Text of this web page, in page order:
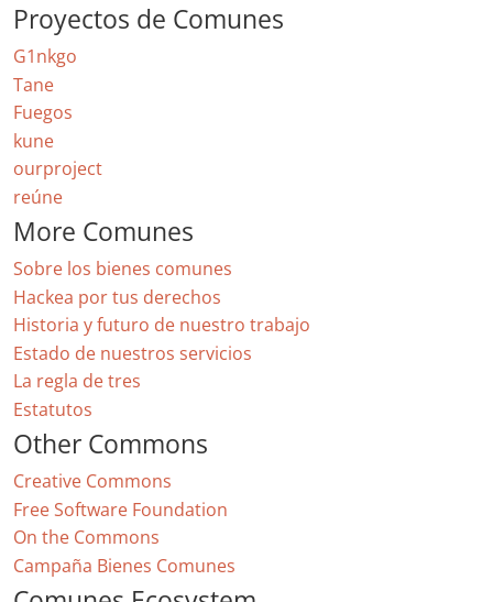
Proyectos de Comunes
G1nkgo
Tane
Fuegos
kune
ourproject
reúne
More Comunes
Sobre los bienes comunes
Hackea por tus derechos
Historia y futuro de nuestro trabajo
Estado de nuestros servicios
La regla de tres
Estatutos
Other Commons
Creative Commons
Free Software Foundation
On the Commons
Campaña Bienes Comunes